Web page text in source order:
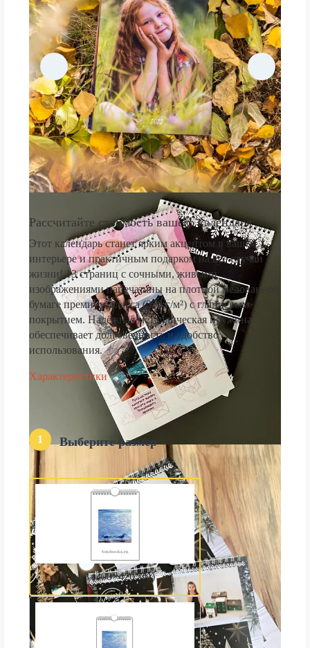
Рассчитайте стоимость вашего календаря
Этот календарь станет ярким акцентом в вашем
интерьере и практичным подарком на все случаи
жизни! 13 страниц с сочными, живыми
изображениями напечатаны на плотной мелованной
бумаге премиум-класса (250 г/м²) с глянцевым
покрытием. Надёжная металлическая пружина
обеспечивает долговечность и удобство
использования.
Характеристики
1 Выберите размер
А3 (300×420 мм)